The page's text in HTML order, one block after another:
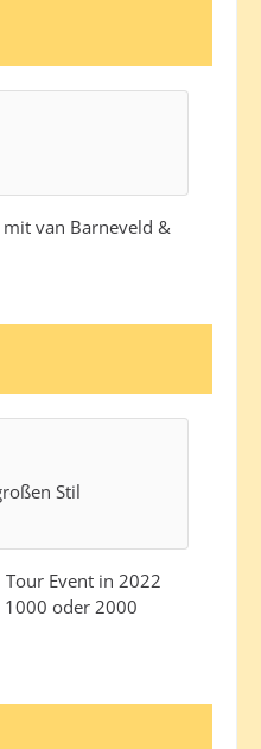
van Barneveld &
Stil
Event in 2022
1000 oder 2000